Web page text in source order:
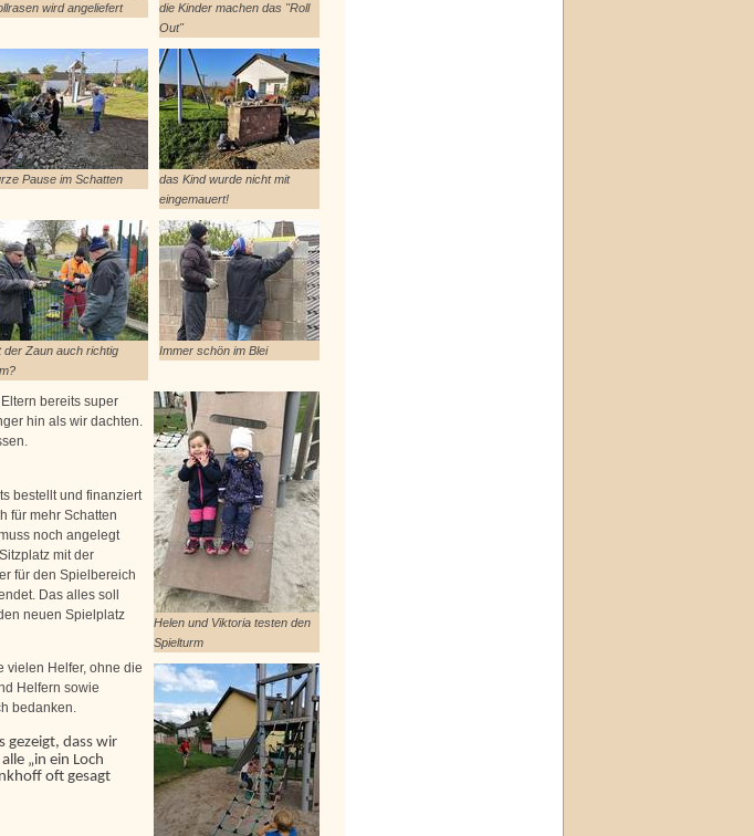
wird angeliefert
die Kinder machen das "Roll
Out"
Pause im Schatten
das Kind wurde nicht mit
eingemauert!
der Zaun auch richtig
Immer schön im Blei
Helen und Viktoria testen den
Spielturm
bereits super
hin als wir dachten.
bestellt und finanziert
für mehr Schatten
noch angelegt
mit der
für den Spielbereich
Das alles soll
neuen Spielplatz
vielen Helfer, ohne die
Helfern sowie
bedanken.
gezeigt, dass wir
„in ein Loch
oft gesagt